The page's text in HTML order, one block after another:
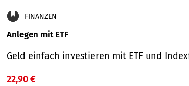
FINANZEN
Anlegen mit ETF
Geld einfach investieren mit ETF und
22,90 €